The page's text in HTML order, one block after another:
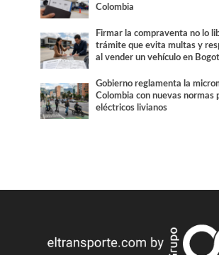
Colombia
Firmar la compraventa no lo
trámite que evita multas y
al vender un vehículo en
Gobierno reglamenta la
Colombia con nuevas normas
eléctricos livianos